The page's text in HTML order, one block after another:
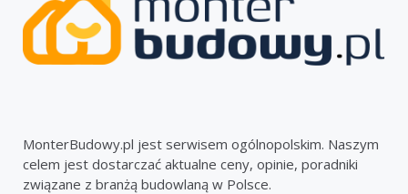
MonterBudowy.pl jest serwisem ogólnopolskim. Naszym
celem jest dostarczać aktualne ceny, opinie, poradniki
związane z branżą budowlaną w Polsce.